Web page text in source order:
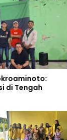
di Tengah